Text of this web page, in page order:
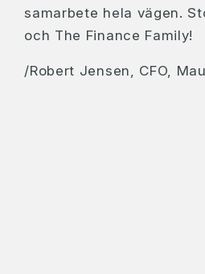
samarbete hela vägen.
och The Finance Family!
/Robert Jensen, CFO,